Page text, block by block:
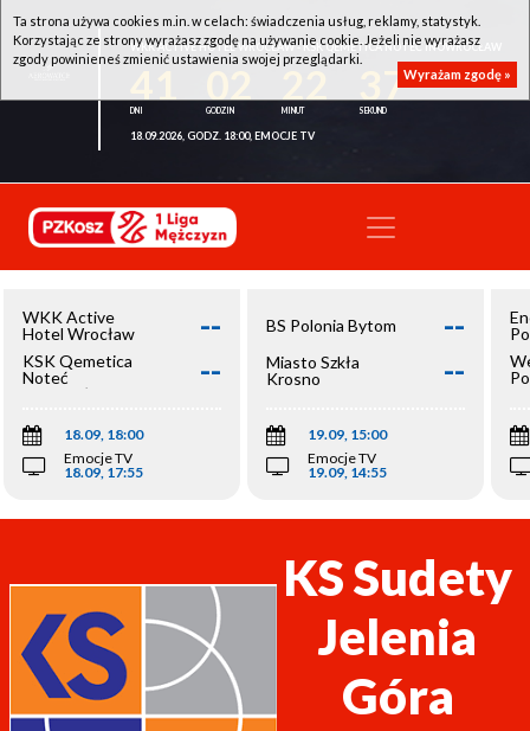
WKK ACTIVE HOTEL WROCŁAW - KSK QEMETICA NOTEĆ INOWROCŁAW
37
18.09.2026, GODZ. 18:00, EMOCJE TV
WKK Active
Hotel Wrocław
--
KSK Qemetica
Noteć
Inowrocław
--
18.09, 18:00
Emocje TV
18.09, 17:55
BS Polonia Bytom --
Miasto Szkła
Krosno
--
19.09, 15:00
Emocje TV
19.09, 14:55
KS Sudety
Jelenia
Góra
Ta strona używa cookies m.in. w celach: świadczenia usług, reklamy, statystyk.
Korzystając ze strony wyrażasz zgodę na używanie cookie. Jeżeli nie wyrażasz
zgody powinieneś zmienić ustawienia swojej przeglądarki.
Wyrażam zgodę »